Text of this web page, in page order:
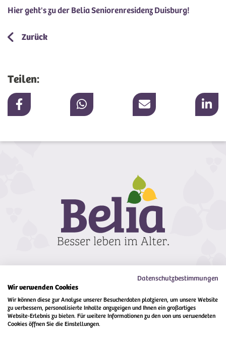
Hier geht's zu der Belia Seniorenresidenz Duisburg!
Zurück
Teilen:
Kontakt Impressum Compliance
Datenschutzbestimmungen
Wir verwenden Cookies
Wir können diese zur Analyse unserer Besucherdaten platzieren, um unsere Website
zu verbessern, personalisierte Inhalte anzuzeigen und Ihnen ein großartiges
Website-Erlebnis zu bieten. Für weitere Informationen zu den von uns verwendeten
Cookies öffnen Sie die Einstellungen.